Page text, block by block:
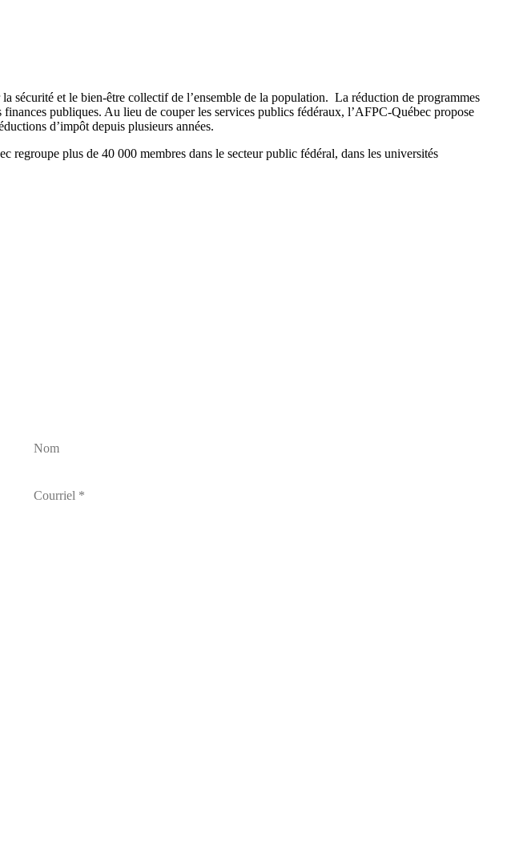
sécurité et le bien-être collectif de l’ensemble de la population. La réduction de programmes
publiques. Au lieu de couper les services publics fédéraux, l’AFPC-Québec propose
d’impôt depuis plusieurs années.
plus de 40 000 membres dans le secteur public fédéral, dans les universités